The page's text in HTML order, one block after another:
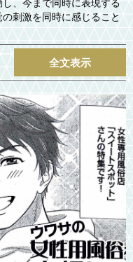
刺激を同時に感じること
全文表示